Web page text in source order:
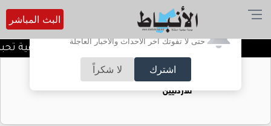
أترغب في تفعيل الإشعارات؟
حتى لا تفوتك آخر الأحداث والأخبار العاجلة
اشترك لا شكراً
البث المباشر
المنطقة العسكرية الشرقية
حقل الريشة حين يتحول الغاز إلى فرص عمل
للأردنيين